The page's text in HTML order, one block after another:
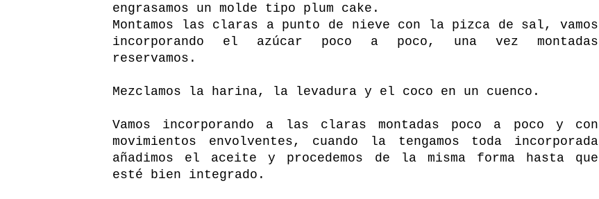
engrasamos un molde tipo plum cake.
Montamos las claras a punto de nieve con la pizca de sal, vamos
incorporando el azúcar poco a poco, una vez montadas
reservamos.
Mezclamos la harina, la levadura y el coco en un cuenco.
Vamos incorporando a las claras montadas poco a poco y con
movimientos envolventes, cuando la tengamos toda incorporada
añadimos el aceite y procedemos de la misma forma hasta que
esté bien integrado.